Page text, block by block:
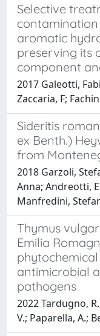
Selective
aromatic
preserving its
component
2017 Galeotti,
Zaccaria, F;
Sideritis
ex Benth.)
from
2018 Garzoli,
Anna; Andreotti,
Manfredini,
Thymus
Emilia
antimicrobial
pathogens
2022 Tardugno,
V.; Paparella, A.;